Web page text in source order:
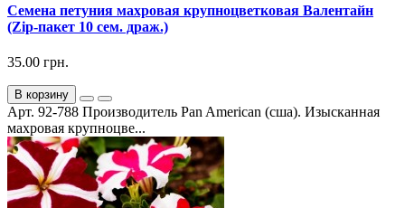
Семена петуния махровая крупноцветковая Валентайн
(Zip-пакет 10 сем. драж.)
35.00 грн.
В корзину
Арт. 92-788 Производитель Pan American (сша). Изысканная
махровая крупноцве...